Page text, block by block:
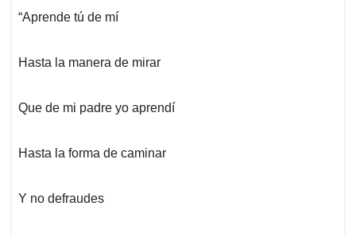
“Aprende tú de mí
Hasta la manera de mirar
Que de mi padre yo aprendí
Hasta la forma de caminar
Y no defraudes